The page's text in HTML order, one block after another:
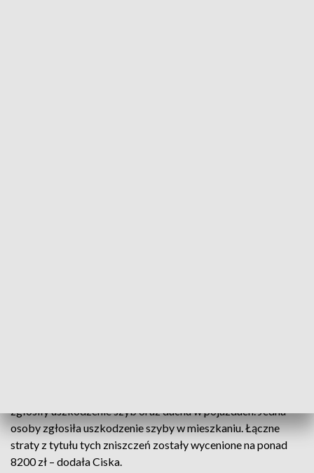
zgłosiły uszkodzenie szyb oraz dachu w pojazdach. Jedna
osoby zgłosiła uszkodzenie szyby w mieszkaniu. Łączne
straty z tytułu tych zniszczeń zostały wycenione na ponad
8200 zł – dodała Ciska.